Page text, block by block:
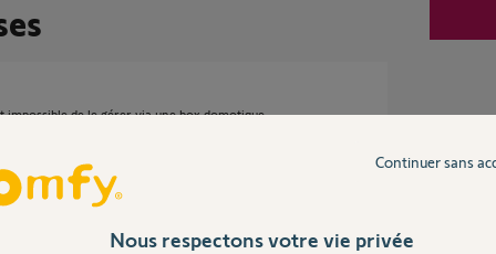
impossible de le gérer via une box domotique
ans
Nous respectons votre vie privée
Continuer sans